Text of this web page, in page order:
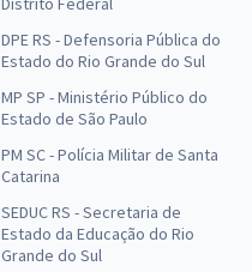
DPE RS - Defensoria Pública do
Estado do Rio Grande do Sul
MP SP - Ministério Público do
Estado de São Paulo
PM SC - Polícia Militar de Santa
Catarina
SEDUC RS - Secretaria de
Estado da Educação do Rio
Grande do Sul